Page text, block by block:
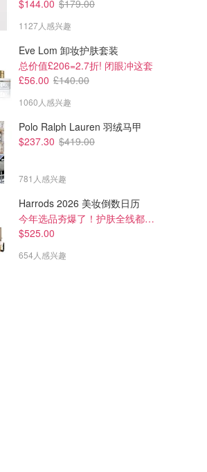
$144.00 $179.00
1127人感兴趣
Eve Lom 卸妆护肤套装
总价值£206=2.7折! 闭眼冲这套
£56.00 £140.00
1060人感兴趣
Polo Ralph Lauren 羽绒马甲
$237.30 $419.00
781人感兴趣
Harrods 2026 美妆倒数日历
今年选品夯爆了！护肤全线都很绝
$525.00
654人感兴趣